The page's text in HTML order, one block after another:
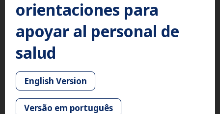
orientaciones para
apoyar al personal de
salud
English Version
Versão em português